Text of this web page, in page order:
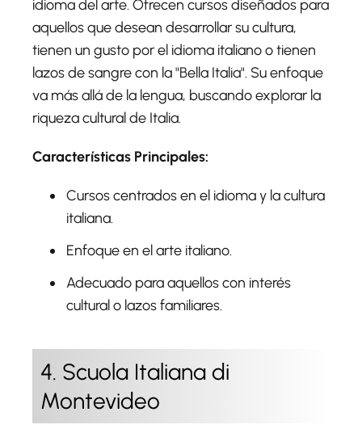
idioma del arte. Ofrecen cursos diseñados para
aquellos que desean desarrollar su cultura,
tienen un gusto por el idioma italiano o tienen
lazos de sangre con la "Bella Italia". Su enfoque
va más allá de la lengua, buscando explorar la
riqueza cultural de Italia.
Características Principales:
Cursos centrados en el idioma y la cultura
italiana.
Enfoque en el arte italiano.
Adecuado para aquellos con interés
cultural o lazos familiares.
4. Scuola Italiana di
Montevideo